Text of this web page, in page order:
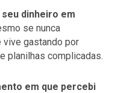
dinheiro em
se nunca
vive gastando por
planilhas complicadas.
em que percebi